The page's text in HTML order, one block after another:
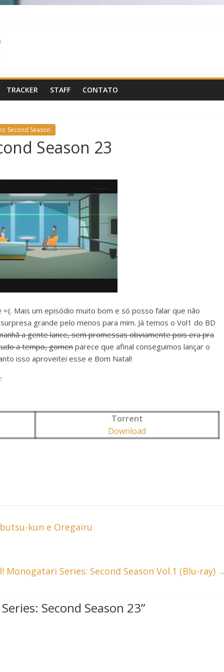
TRACKER STAFF CONTATO
Second Season
Season 23
Mais um episódio muito bom e só posso falar que não
grande pelo menos para mim. Já temos o Vol1 do BD
a gente lance, sem promessas obviamente pois era pra
a tempo, gomen parece que afinal conseguimos lançar o
isso aproveitei esse e Bom Natal!
Torrent
Download
kun e Oregairu
Monogatari Series: Second Season Vol.1 (Blu-ray)
Second Season 23”